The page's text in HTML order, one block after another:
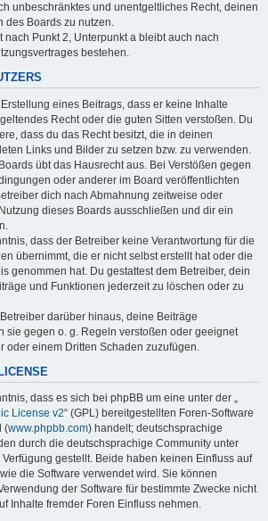
unbeschränktes und unentgeltliches Recht, deinen
des Boards zu nutzen.
nach Punkt 2, Unterpunkt a bleibt auch nach
bestehen.
eines Beitrags, dass er keine Inhalte
Recht oder die guten Sitten verstoßen. Du
dass du das Recht besitzt, die in deinen
Links und Bilder zu setzen bzw. zu verwenden.
übt das Hausrecht aus. Bei Verstößen gegen
oder anderer im Board veröffentlichten
dich nach Abmahnung zeitweise oder
dieses Boards ausschließen und dir ein
dass der Betreiber keine Verantwortung für die
übernimmt, die er nicht selbst erstellt hat oder die
genommen hat. Du gestattest dem Betreiber, dein
und Funktionen jederzeit zu löschen oder zu
darüber hinaus, deine Beiträge
sie gegen o. g. Regeln verstoßen oder geeignet
oder einem Dritten Schaden zuzufügen.
dass es sich bei phpBB um eine unter der „
License v2“ (GPL) bereitgestellten Foren-Software
(www.phpbb.com) handelt; deutschsprachige
durch die deutschsprachige Community unter
Verfügung gestellt. Beide haben keinen Einfluss auf
die Software verwendet wird. Sie können
der Software für bestimmte Zwecke nicht
Inhalte fremder Foren Einfluss nehmen.